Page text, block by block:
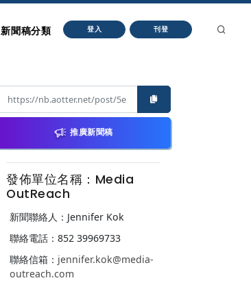
新聞稿分類 登入 刊登
推廣新聞稿
發佈單位名稱：Media
OutReach
新聞聯絡人：Jennifer Kok
聯絡電話：852 39969733
聯絡信箱： jennifer.kok@media-
outreach.com